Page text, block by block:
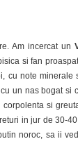
Am incercat un
si fan
cu note minerale
cu un nas bogat si
si
in jur de 30-
noroc, sa ii